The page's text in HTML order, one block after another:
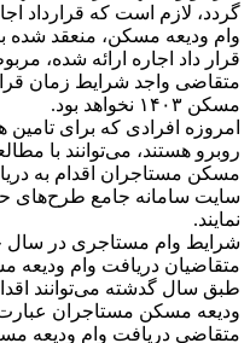
گردد، لازم است که قرارداد
وام ودیعه مسکن، منعقد شده
قرار داد اجاره ارائه شده،
متقاضی واجد شرایط زمان
مسکن ۱۴۰۳ نخواهد بود.
امروزه افرادی که برای
روبرو هستند، می‌توانند با
مسکن مستاجران اقدام به
نمایند.
شرایط وام مستاجری در سال
متقاضیان دریافت وام ودیعه
طبق سال گدشته می‌توانند
ودیعه مسکن مستاجران
متقاضی دریافت وام ودیعه